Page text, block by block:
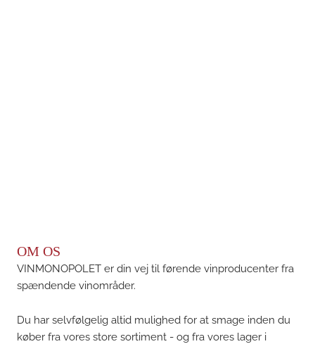
OM OS
VINMONOPOLET er din vej til førende vinproducenter fra
spændende vinområder.
Du har selvfølgelig altid mulighed for at smage inden du
køber fra vores store sortiment - og fra vores lager i